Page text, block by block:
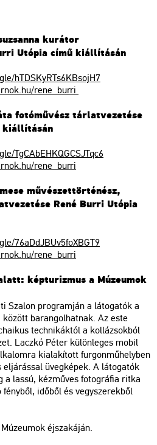
kurátor
Utópia című kiállításán
hTDSKyRTs6KBsojH7
rene_burri
fotóművész tárlatvezetése
kiállításán
TgCAbEHKQGCSJTqc6
rene_burri
művészettörténész,
René Burri Utópia
76aDdJBUv5foXBGT9
rene_burri
képturizmus a Múzeumok
Szalon programján a látogatók a
barangolhatnak. Az este
technikáktól a kollázsokból
Laczkó Péter különleges mobil
kialakított furgonműhelyben
üvegképek. A látogatók
lassú, kézműves fotográfia ritka
időből és vegyszerekből
éjszakáján.